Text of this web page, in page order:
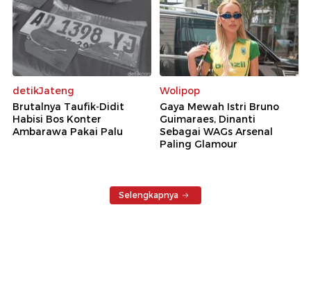
detikJateng
Brutalnya Taufik-Didit
Habisi Bos Konter
Ambarawa Pakai Palu
Wolipop
Gaya Mewah Istri Bruno
Guimaraes, Dinanti
Sebagai WAGs Arsenal
Paling Glamour
Selengkapnya